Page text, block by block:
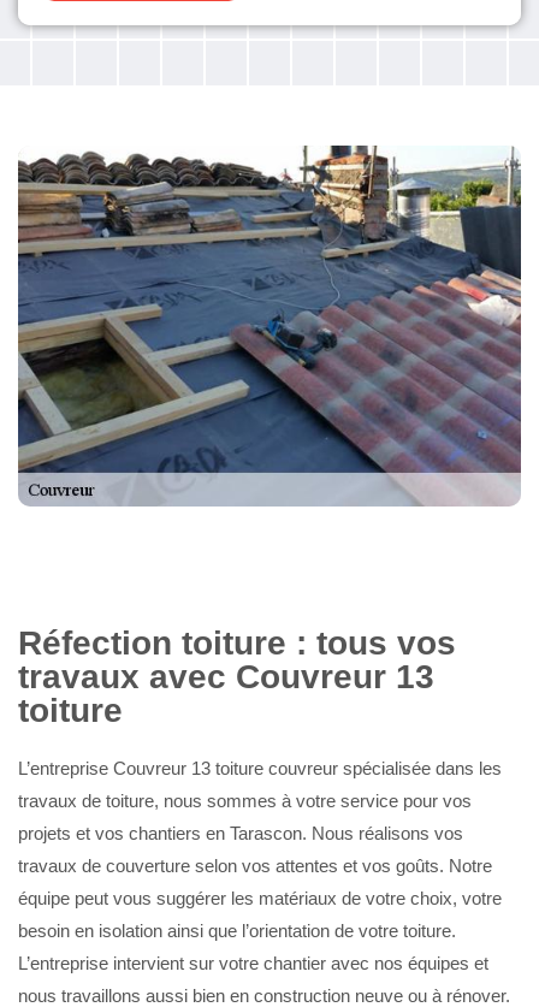
Réfection toiture : tous vos
travaux avec Couvreur 13
toiture
L’entreprise Couvreur 13 toiture couvreur spécialisée dans les
travaux de toiture, nous sommes à votre service pour vos
projets et vos chantiers en Tarascon. Nous réalisons vos
travaux de couverture selon vos attentes et vos goûts. Notre
équipe peut vous suggérer les matériaux de votre choix, votre
besoin en isolation ainsi que l’orientation de votre toiture.
L’entreprise intervient sur votre chantier avec nos équipes et
nous travaillons aussi bien en construction neuve ou à rénover.